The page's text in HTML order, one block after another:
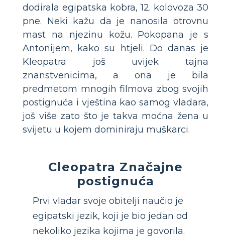
dodirala egipatska kobra, 12. kolovoza 30
pne. Neki kažu da je nanosila otrovnu
mast na njezinu kožu. Pokopana je s
Antonijem, kako su htjeli. Do danas je
Kleopatra još uvijek tajna
znanstvenicima, a ona je bila
predmetom mnogih filmova zbog svojih
postignuća i vještina kao samog vladara,
još više zato što je takva moćna žena u
svijetu u kojem dominiraju muškarci.
Cleopatra Značajne
postignuća
Prvi vladar svoje obitelji naučio je
egipatski jezik, koji je bio jedan od
nekoliko jezika kojima je govorila.